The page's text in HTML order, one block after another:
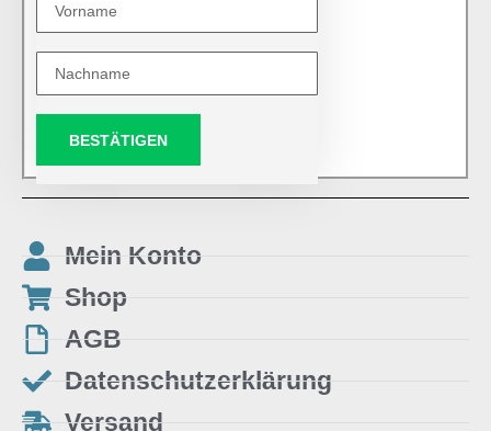
BESTÄTIGEN
Mein Konto
Shop
AGB
Datenschutzerklärung
Versand